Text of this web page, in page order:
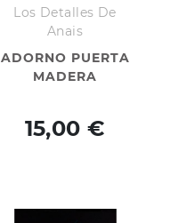
Los Detalles De
Anais
ADORNO PUERTA
MADERA
15,00 €